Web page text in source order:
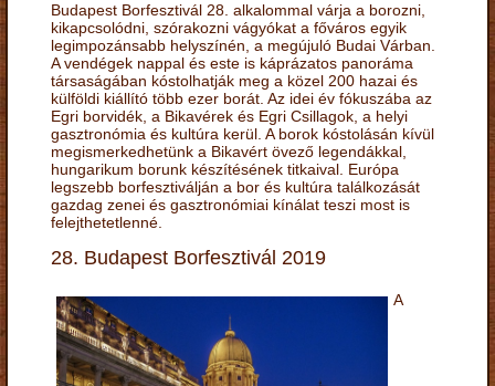
Budapest Borfesztivál 28. alkalommal várja a borozni,
kikapcsolódni, szórakozni vágyókat a főváros egyik
legimpozánsabb helyszínén, a megújuló Budai Várban.
A vendégek nappal és este is káprázatos panoráma
társaságában kóstolhatják meg a közel 200 hazai és
külföldi kiállító több ezer borát. Az idei év fókuszába az
Egri borvidék, a Bikavérek és Egri Csillagok, a helyi
gasztronómia és kultúra kerül. A borok kóstolásán kívül
megismerkedhetünk a Bikavért övező legendákkal,
hungarikum borunk készítésének titkaival. Európa
legszebb borfesztiválján a bor és kultúra találkozását
gazdag zenei és gasztronómiai kínálat teszi most is
felejthetetlenné.
28. Budapest Borfesztivál 2019
A